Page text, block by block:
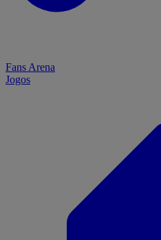
Fans Arena
Jogos